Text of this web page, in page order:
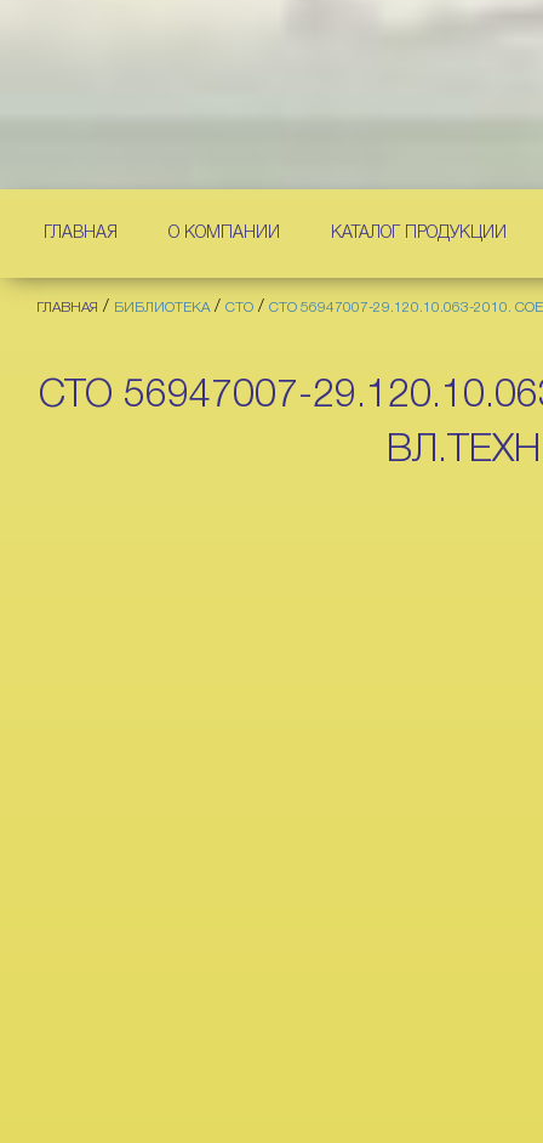
ГЛАВНАЯ О КОМПАНИИ КАТАЛОГ ПРОДУКЦИИ
ГЛАВНАЯ / БИБЛИОТЕКА/ СТО / СТО 56947007-29.120.10.063-2010.
СТО 56947007-